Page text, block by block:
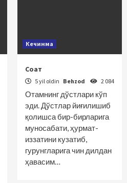
Кечинма
Соат
5 yil oldin Behzod 2 084
Отамнинг дўстлари кўп
эди. Дўстлар йиғилишиб
қолишса бир-бирларига
муносабати, ҳурмат-
иззатини кузатиб,
гурунгларига чин дилдан
ҳавасим…